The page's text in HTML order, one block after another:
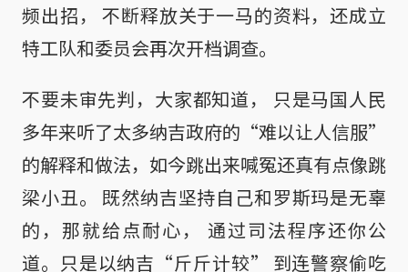
频出招， 不断释放关于一马的资料，还成立
特工队和委员会再次开档调查。
不要未审先判，大家都知道， 只是马国人民
多年来听了太多纳吉政府的“难以让人信服”
的解释和做法，如今跳出来喊冤还真有点像跳
梁小丑。 既然纳吉坚持自己和罗斯玛是无辜
的，那就给点耐心， 通过司法程序还你公
道。只是以纳吉“斤斤计较” 到连警察偷吃